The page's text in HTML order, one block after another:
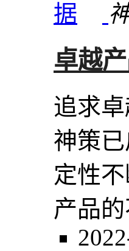
卓越
追求
神策
定性
产品